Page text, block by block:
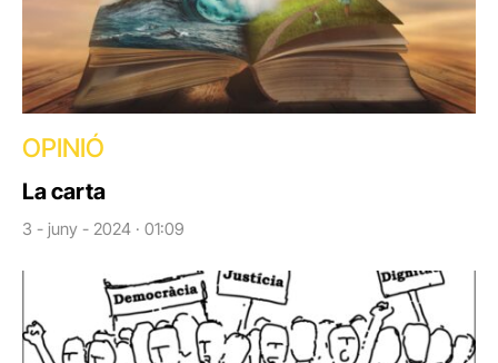
OPINIÓ
La carta
3 - juny - 2024 · 01:09